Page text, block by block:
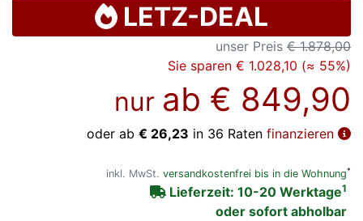
LETZ-DEAL
unser Preis € 1.878,00
Sie sparen € 1.028,10 (≈ 55%)
nur ab € 849,90
oder ab € 26,23 in 36 Raten finanzieren
inkl. MwSt. versandkostenfrei bis in die Wohnung*
Lieferzeit: 10-20 Werktage1
oder sofort abholbar